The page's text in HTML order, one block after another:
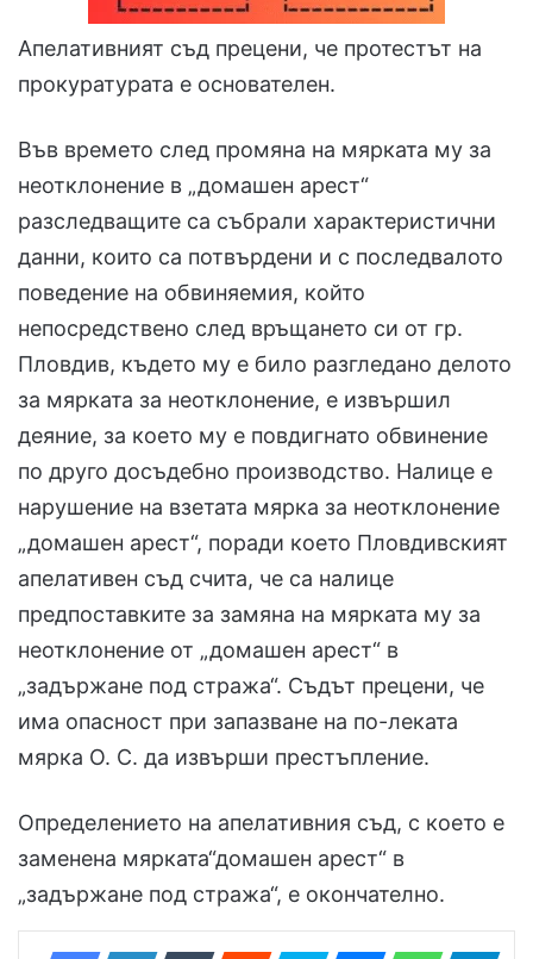
Апелативният съд прецени, че протестът на
прокуратурата е основателен.
Във времето след промяна на мярката му за
неотклонение в „домашен арест“
разследващите са събрали характеристични
данни, които са потвърдени и с последвалото
поведение на обвиняемия, който
непосредствено след връщането си от гр.
Пловдив, където му е било разгледано делото
за мярката за неотклонение, е извършил
деяние, за което му е повдигнато обвинение
по друго досъдебно производство. Налице е
нарушение на взетата мярка за неотклонение
„домашен арест“, поради което Пловдивският
апелативен съд счита, че са налице
предпоставките за замяна на мярката му за
неотклонение от „домашен арест“ в
„задържане под стража“. Съдът прецени, че
има опасност при запазване на по-леката
мярка О. С. да извърши престъпление.
Определението на апелативния съд, с което е
заменена мярката“домашен арест“ в
„задържане под стража“, е окончателно.